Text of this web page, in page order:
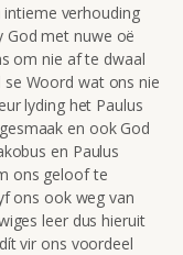
intieme verhouding
God met nuwe oë
om nie af te dwaal
Woord wat ons nie
lyding het Paulus
en ook God
en Paulus
ons geloof te
ons ook weg van
leer dus hieruit
vir ons voordeel